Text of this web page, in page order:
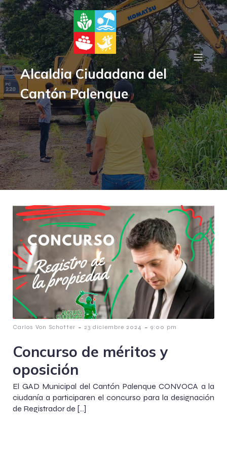
Alcaldia Ciudadana del
Cantón Palenque
Posts about merito
Carlos Von Schotter - 23 diciembre 2024 - 9:00 pm
Concurso de méritos y
oposición
El GAD Municipal del Cantón Palenque CONVOCA a la
ciudanía a participaren el concurso para la designación
de Registrador de […]